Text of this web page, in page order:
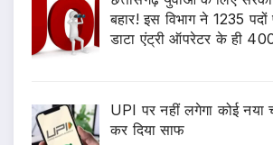
बहार! इस विभाग ने 1235 पदों
डाटा एंट्री ऑपरेटर के ही
UPI पर नहीं लगेगा कोई नया
कर दिया साफ